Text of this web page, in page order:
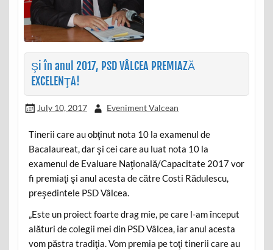
Şi în anul 2017, PSD VÂLCEA PREMIAZĂ
EXCELENŢA!
July 10, 2017 Eveniment Valcean
Tinerii care au obţinut nota 10 la examenul de
Bacalaureat, dar şi cei care au luat nota 10 la
examenul de Evaluare Naţională/Capacitate 2017 vor
fi premiaţi şi anul acesta de către Costi Rădulescu,
preşedintele PSD Vâlcea.
„Este un proiect foarte drag mie, pe care l-am început
alături de colegii mei din PSD Vâlcea, iar anul acesta
vom păstra tradiţia. Vom premia pe toţi tinerii care au